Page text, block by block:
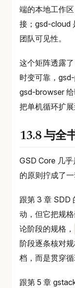
端的本地工作
接；gsd-cloud
团队可见性。
这个矩阵透露
时变可靠，
gsd-browser
把单机循环扩展
13.8 与全
GSD Core 几
的原则拧成了
跟第 3 章 SDD
动，但它把规格
论阶段的规格，
阶段逐条核对
档，而是贯穿循
跟第 5 章